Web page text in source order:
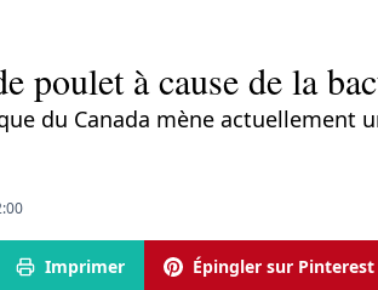
poulet à cause de la
du Canada mène
Imprimer Épingler sur Pinterest